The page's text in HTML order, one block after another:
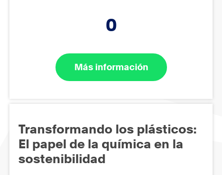
0
Más información
Transformando los plásticos:
El papel de la química en la
sostenibilidad